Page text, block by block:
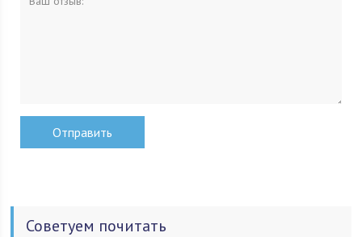
Советуем почитать